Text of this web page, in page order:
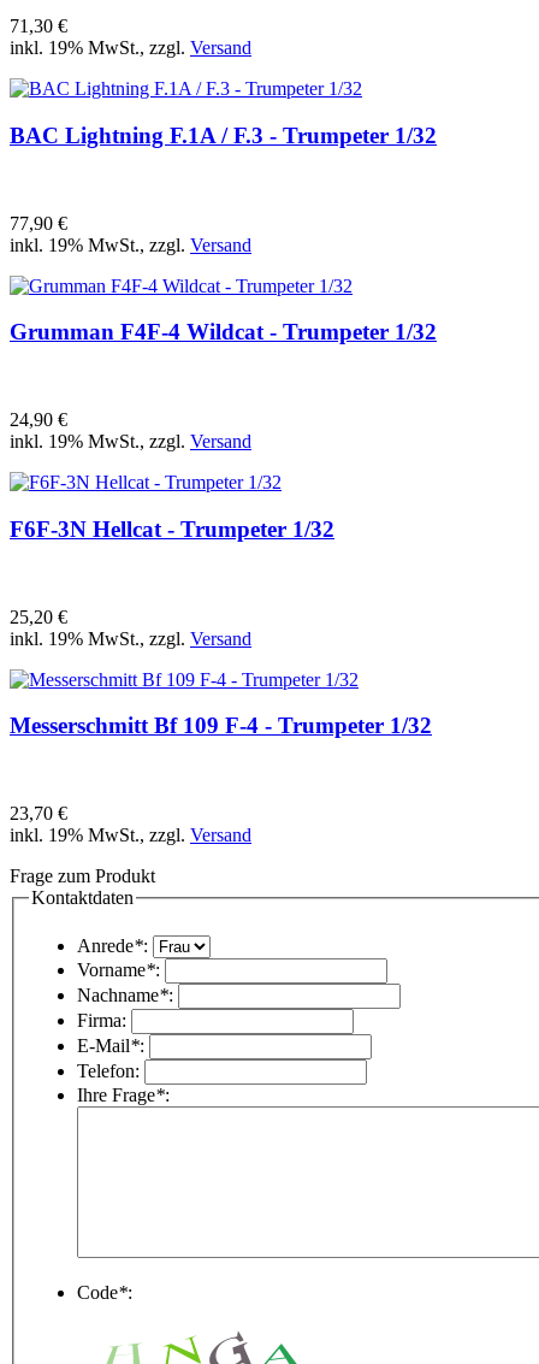
71,30 €
inkl. 19% MwSt., zzgl. Versand
BAC Lightning F.1A / F.3 - Trumpeter 1/32
77,90 €
inkl. 19% MwSt., zzgl. Versand
Grumman F4F-4 Wildcat - Trumpeter 1/32
24,90 €
inkl. 19% MwSt., zzgl. Versand
F6F-3N Hellcat - Trumpeter 1/32
25,20 €
inkl. 19% MwSt., zzgl. Versand
Messerschmitt Bf 109 F-4 - Trumpeter 1/32
23,70 €
inkl. 19% MwSt., zzgl. Versand
Frage zum Produkt
Kontaktdaten
Anrede*:
Vorname*:
Nachname*:
Firma:
E-Mail*:
Telefon:
Ihre Frage*:
Code*: